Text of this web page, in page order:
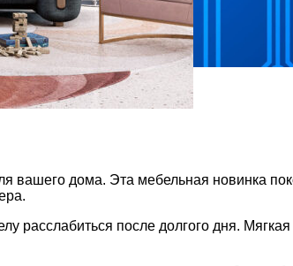
вашего дома. Эта мебельная новинка
расслабиться после долгого дня.